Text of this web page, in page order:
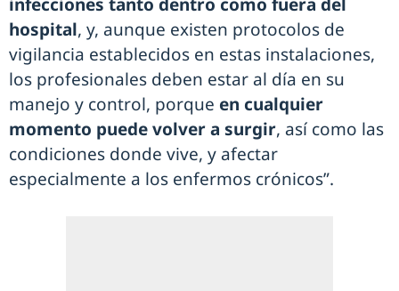
infecciones tanto dentro como fuera del
hospital, y, aunque existen protocolos de
vigilancia establecidos en estas instalaciones,
los profesionales deben estar al día en su
manejo y control, porque en cualquier
momento puede volver a surgir, así como las
condiciones donde vive, y afectar
especialmente a los enfermos crónicos”.